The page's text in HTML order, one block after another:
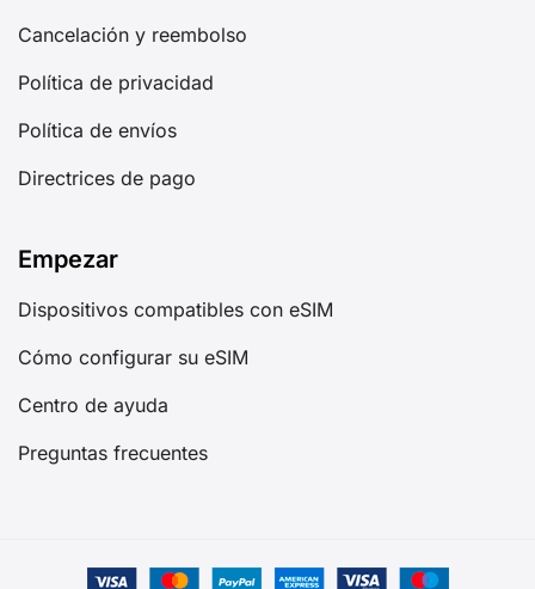
Cancelación y reembolso
Política de privacidad
Política de envíos
Directrices de pago
Empezar
Dispositivos compatibles con eSIM
Cómo configurar su eSIM
Centro de ayuda
Preguntas frecuentes